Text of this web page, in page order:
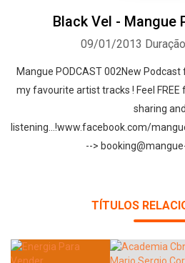
Black Vel - Mangue
09/01/2013
Mangue PODCAST 002New
my favourite artist tracks ! Feel FREE
sharing and
listening...!www.facebook.com/
-->
TÍTULOS